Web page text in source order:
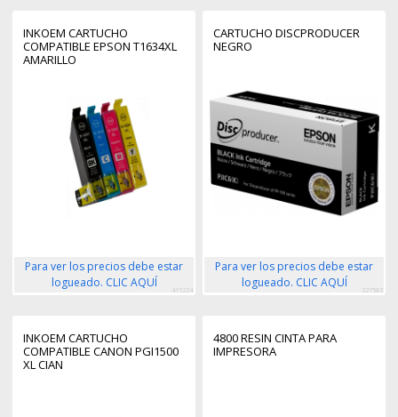
INKOEM CARTUCHO
COMPATIBLE EPSON T1634XL
AMARILLO
Para ver los precios debe estar
logueado. CLIC AQUÍ
415224
CARTUCHO DISCPRODUCER
NEGRO
Para ver los precios debe estar
logueado. CLIC AQUÍ
227583
INKOEM CARTUCHO
COMPATIBLE CANON PGI1500
XL CIAN
4800 RESIN CINTA PARA
IMPRESORA